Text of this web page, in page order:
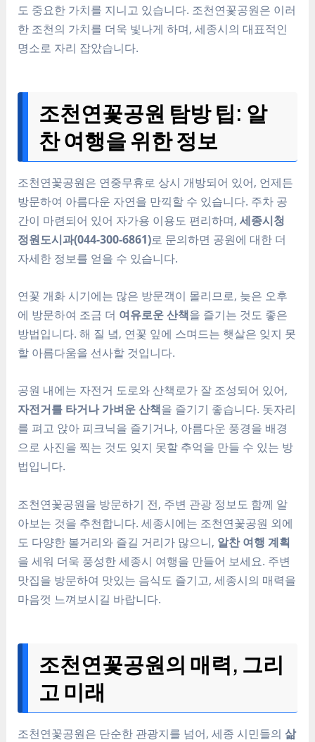
도 중요한 가치를 지니고 있습니다. 조천연꽃공원은 이러
한 조천의 가치를 더욱 빛나게 하며, 세종시의 대표적인
명소로 자리 잡았습니다.
조천연꽃공원 탐방 팁: 알
찬 여행을 위한 정보
조천연꽃공원은 연중무휴로 상시 개방되어 있어, 언제든
방문하여 아름다운 자연을 만끽할 수 있습니다. 주차 공
간이 마련되어 있어 자가용 이용도 편리하며,세종시청
정원도시과(044-300-6861)로 문의하면 공원에 대한 더
자세한 정보를 얻을 수 있습니다.
연꽃 개화 시기에는 많은 방문객이 몰리므로, 늦은 오후
에 방문하여 조금 더 여유로운 산책을 즐기는 것도 좋은
방법입니다. 해 질 녘, 연꽃 잎에 스며드는 햇살은 잊지 못
할 아름다움을 선사할 것입니다.
공원 내에는 자전거 도로와 산책로가 잘 조성되어 있어,
자전거를 타거나 가벼운 산책을 즐기기 좋습니다. 돗자리
를 펴고 앉아 피크닉을 즐기거나, 아름다운 풍경을 배경
으로 사진을 찍는 것도 잊지 못할 추억을 만들 수 있는 방
법입니다.
조천연꽃공원을 방문하기 전, 주변 관광 정보도 함께 알
아보는 것을 추천합니다. 세종시에는 조천연꽃공원 외에
도 다양한 볼거리와 즐길 거리가 많으니, 알찬 여행 계획
을 세워 더욱 풍성한 세종시 여행을 만들어 보세요. 주변
맛집을 방문하여 맛있는 음식도 즐기고, 세종시의 매력을
마음껏 느껴보시길 바랍니다.
조천연꽃공원의 매력, 그리
고 미래
조천연꽃공원은 단순한 관광지를 넘어, 세종 시민들의삶